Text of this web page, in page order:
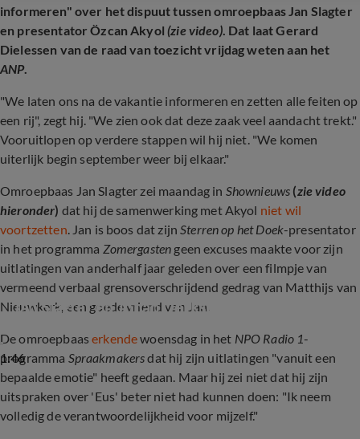
informeren" over het dispuut tussen omroepbaas Jan Slagter
en presentator Özcan Akyol(zie video). Dat laat Gerard
Dielessen van de raad van toezicht vrijdag weten aan het
ANP.
"We laten ons na de vakantie informeren en zetten alle feiten op
een rij", zegt hij. "We zien ook dat deze zaak veel aandacht trekt."
Vooruitlopen op verdere stappen wil hij niet. "We komen
uiterlijk begin september weer bij elkaar."
Omroepbaas Jan Slagter zei maandag in Shownieuws (zie video
hieronder) dat hij de samenwerking met Akyol niet wil
voortzetten. Jan is boos dat zijnSterren op het Doek-presentator
in het programma Zomergasten geen excuses maakte voor zijn
uitlatingen van anderhalf jaar geleden over een filmpje van
vermeend verbaal grensoverschrijdend gedrag van Matthijs van
Nieuwkerk, een goede vriend van Jan.
1:46
Jan Slagter en Johan Derksen woedend op Eus
De omroepbaaserkendewoensdag in het NPO Radio 1-
programma Spraakmakersdat hij zijn uitlatingen "vanuit een
bepaalde emotie" heeft gedaan. Maar hij zei niet dat hij zijn
uitspraken over 'Eus' beter niet had kunnen doen: "Ik neem
volledig de verantwoordelijkheid voor mijzelf."